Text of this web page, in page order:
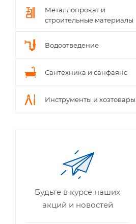
Металлопрокат и
строительные материалы
Водоотведение
Сантехника и санфаянс
Инструменты и хозтовары
Будьте в курсе наших
акций и новостей